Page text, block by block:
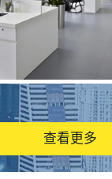
图书馆RFID电子标签管理系统
查看更多